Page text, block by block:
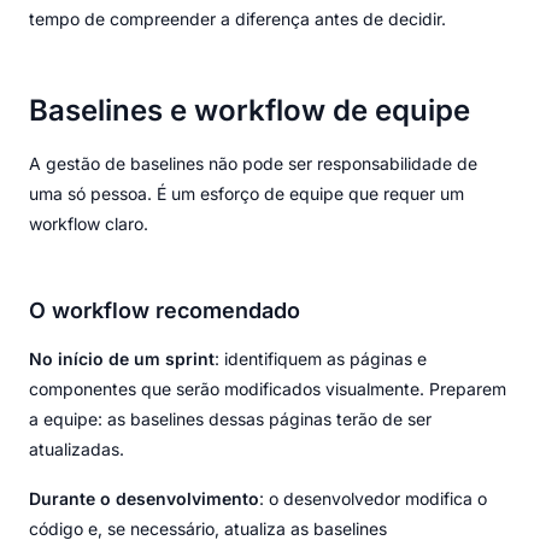
tempo de compreender a diferença antes de decidir.
Baselines e workflow de equipe
A gestão de baselines não pode ser responsabilidade de
uma só pessoa. É um esforço de equipe que requer um
workflow claro.
O workflow recomendado
No início de um sprint: identifiquem as páginas e
componentes que serão modificados visualmente. Preparem
a equipe: as baselines dessas páginas terão de ser
atualizadas.
Durante o desenvolvimento: o desenvolvedor modifica o
código e, se necessário, atualiza as baselines